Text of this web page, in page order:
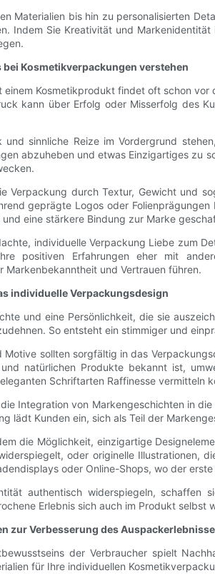
Materialien bis hin zu personalisierten
Indem Sie Kreativität und
Kosmetikverpackungen verstehen
einem Kosmetikprodukt findet oft schon
kann über Erfolg oder Misserfolg des
sinnliche Reize im Vordergrund
abzuheben und etwas Einzigartiges zu
Verpackung durch Textur, Gewicht und
geprägte Logos oder
eine stärkere Bindung zur Marke
individuelle Verpackung Liebe zum
positiven Erfahrungen eher mit
und Vertrauen führen.
individuelle Verpackungsdesign
und eine Persönlichkeit, die sie
So entsteht ein stimmiger und
sollten sorgfältig in das
natürlichen Produkte bekannt ist,
Schriftarten Raffinesse vermitteln
Integration von Markengeschichten in
lädt Kunden ein, sich als Teil der
die Möglichkeit, einzigartige
oder originelle Illustrationen,
oder Online-Shops, wo der
authentisch widerspiegeln,
Erlebnis sich auch im Produkt
zur Verbesserung des
der Verbraucher spielt
für Ihre individuellen